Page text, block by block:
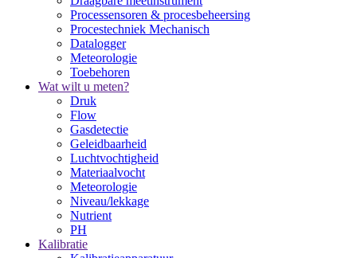
Processensoren & procesbeheersing
Procestechniek Mechanisch
Datalogger
Meteorologie
Toebehoren
Wat wilt u meten?
Druk
Flow
Gasdetectie
Geleidbaarheid
Luchtvochtigheid
Materiaalvocht
Meteorologie
Niveau/lekkage
Nutrient
PH
Kalibratie